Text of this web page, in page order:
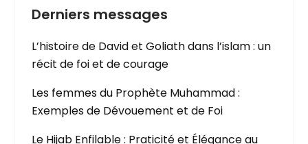
Derniers messages
L’histoire de David et Goliath dans l’islam : un
récit de foi et de courage
Les femmes du Prophète Muhammad :
Exemples de Dévouement et de Foi
Le Hijab Enfilable : Praticité et Élégance au